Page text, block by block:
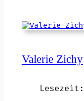
Valerie Zichy
Lesezeit: